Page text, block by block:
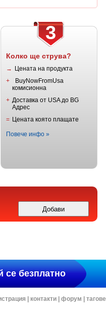
3
Колко ще струва?
→
Цената на продукта
+
BuyNowFromUsa
комисионна
+ Доставка от USA до BG
Адрес
= Цената която плащате
Повече инфо »
се безплатно
контакти форум тагове